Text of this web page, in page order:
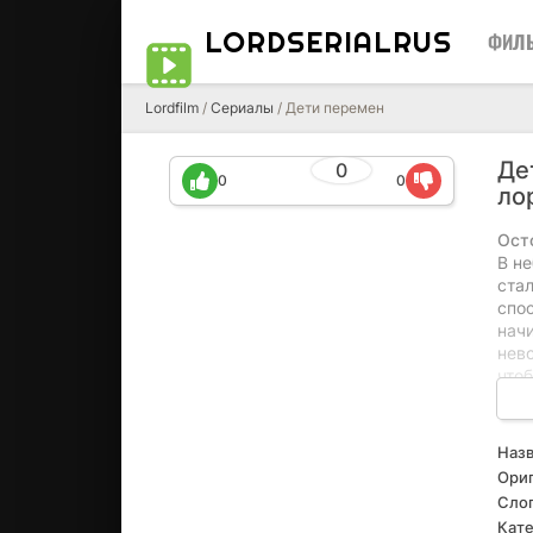
LORDSERIALRUS
Lordfilm / Сериалы / Дети перемен
0
0 0
В
На